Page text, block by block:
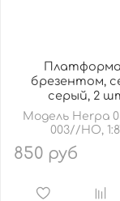
брезентом,
серый, 2
Модель Herpa
003//HO,
850 руб